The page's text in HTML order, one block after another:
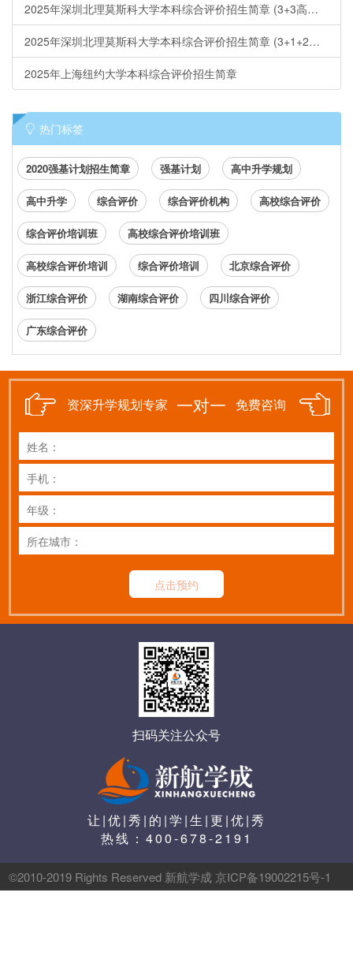
2025年深圳北理莫斯科大学本科综合评价招生简章 (3+3高考省份)
2025年深圳北理莫斯科大学本科综合评价招生简章 (3+1+2省份)
2025年上海纽约大学本科综合评价招生简章
热门标签
2020强基计划招生简章 强基计划 高中升学规划
高中升学 综合评价 综合评价机构 高校综合评价
综合评价培训班 高校综合评价培训班
高校综合评价培训 综合评价培训 北京综合评价
浙江综合评价 湖南综合评价 四川综合评价
广东综合评价
资深升学规划专家 一对一 免费咨询
点击预约
扫码关注公众号
让|优|秀|的|学|生|更|优|秀
热线： 400-678-2191
©2010-2019 Rights Reserved 新航学成 京ICP备19002215号-1